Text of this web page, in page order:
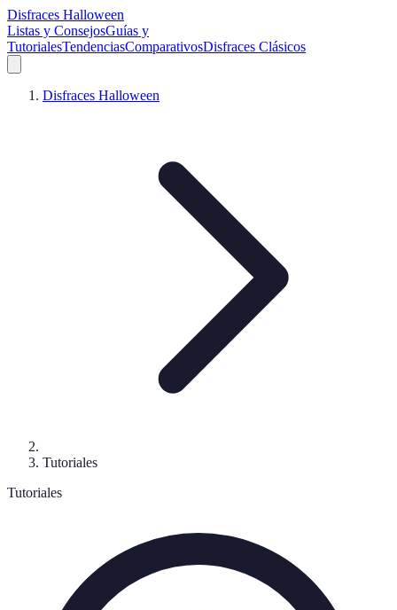
Disfraces Halloween
Listas y ConsejosGuías y
TutorialesTendenciasComparativosDisfraces Clásicos
Disfraces Halloween
Tutoriales
Tutoriales